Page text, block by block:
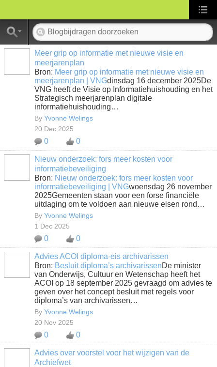
Meer grip op informatie met nieuwe visie en
meerjarenplan
Bron: Meer grip op informatie met nieuwe visie en
meerjarenplan | VNGdinsdag 16 december 2025De
VNG heeft de Visie op Informatiehuishouding en het
Strategisch meerjarenplan digitale
informatiehuishouding…
By Yvonne Welings
20 Dec 2025
0 0
Nieuw onderzoek: fors meer kosten voor
informatiebeveiliging
Bron: Nieuw onderzoek: fors meer kosten voor
informatiebeveiliging | VNGwoensdag 26 november
2025Gemeenten staan voor een forse financiële
uitdaging om te voldoen aan nieuwe eisen rond…
By Yvonne Welings
1 Dec 2025
0 0
Advies ACOI diploma-eis archivarissen
Bron: Besluit diploma’s archivarissenDe minister
van Onderwijs, Cultuur en Wetenschap heeft het
ACOI op 18 september 2025 gevraagd om advies te
geven over het concept besluit met regels voor
diploma’s van archivarissen…
By Yvonne Welings
20 Nov 2025
0 0
Advies over voorstel voor het wijzigen van de
Archiefwet